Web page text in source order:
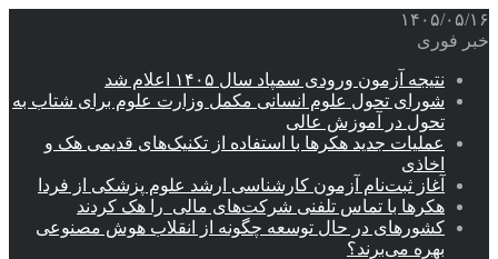
۱۴۰۵/۰۵/۱۶
خبر فوری
نتیجه آزمون ورودی سمپاد سال ۱۴۰۵ اعلام شد
شورای تحول علوم انسانی مکمل وزارت علوم برای شتاب به
تحول در آموزش عالی
عملیات جدید هکرها با استفاده از تکنیک‌های قدیمی هک و
اخاذی
آغاز ثبت‌نام‌ آزمون کارشناسی ارشد علوم پزشکی از فردا
هکرها با تماس تلفنی شرکت‌های مالی را هک کردند
کشورهای در حال توسعه چگونه از انقلاب هوش مصنوعی
بهره می‌برند؟